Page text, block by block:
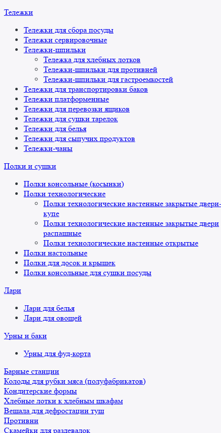
Тележки
Тележки для сбора посуды
Тележки сервировочные
Тележки-шпильки
Тележка для хлебных лотков
Тележки-шпильки для противней
Тележки-шпильки для гастроемкостей
Тележки для транспортировки баков
Тележки платформенные
Тележки для перевозки ящиков
Тележки для сушки тарелок
Тележки для белья
Тележки для сыпучих продуктов
Тележки-чаны
Полки и сушки
Полки консольные (косынки)
Полки технологические
Полки технологические настенные закрытые двери-
купе
Полки технологические настенные закрытые двери
распашные
Полки технологические настенные открытые
Полки настольные
Полки для досок и крышек
Полки консольные для сушки посуды
Лари
Лари для белья
Лари для овощей
Урны и баки
Урны для фуд-корта
Барные станции
Колоды для рубки мяса (полуфабрикатов)
Кондитерские формы
Хлебные лотки к хлебным шкафам
Вешала для дефростации туш
Противни
Скамейки для раздевалок